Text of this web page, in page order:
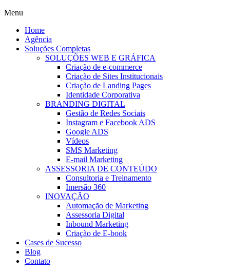
Menu
Home
Agência
Soluções Completas
SOLUÇÕES WEB E GRÁFICA
Criação de e-commerce
Criação de Sites Institucionais
Criação de Landing Pages
Identidade Corporativa
BRANDING DIGITAL
Gestão de Redes Sociais
Instagram e Facebook ADS
Google ADS
Vídeos
SMS Marketing
E-mail Marketing
ASSESSORIA DE CONTEÚDO
Consultoria e Treinamento
Imersão 360
INOVAÇÃO
Automação de Marketing
Assessoria Digital
Inbound Marketing
Criação de E-book
Cases de Sucesso
Blog
Contato